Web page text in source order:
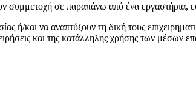
συμμετοχή σε παραπάνω από ένα εργαστήρια,
ή/και να αναπτύξουν τη δική τους
και της κατάλληλης χρήσης των μέσων